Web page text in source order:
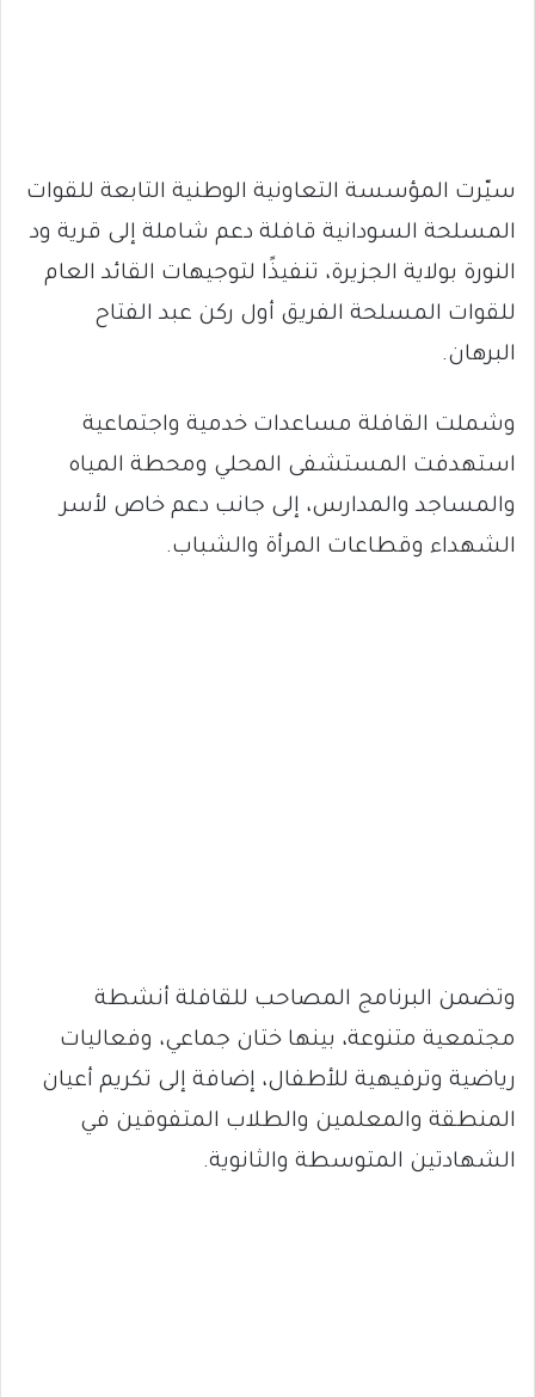
سيّرت المؤسسة التعاونية الوطنية التابعة للقوات
المسلحة السودانية قافلة دعم شاملة إلى قرية ود
النورة بولاية الجزيرة، تنفيذًا لتوجيهات القائد العام
للقوات المسلحة الفريق أول ركن عبد الفتاح
البرهان.
وشملت القافلة مساعدات خدمية واجتماعية
استهدفت المستشفى المحلي ومحطة المياه
والمساجد والمدارس، إلى جانب دعم خاص لأسر
الشهداء وقطاعات المرأة والشباب.
وتضمن البرنامج المصاحب للقافلة أنشطة
مجتمعية متنوعة، بينها ختان جماعي، وفعاليات
رياضية وترفيهية للأطفال، إضافة إلى تكريم أعيان
المنطقة والمعلمين والطلاب المتفوقين في
الشهادتين المتوسطة والثانوية.